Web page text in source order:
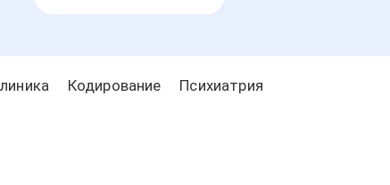
Кодирование Психиатрия